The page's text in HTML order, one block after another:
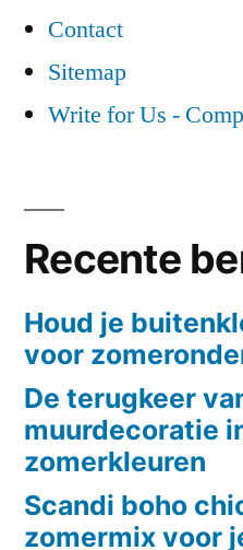
Contact
Sitemap
Write for Us -
Recente
Houd je
voor
De terugkeer
muurdecoratie
zomerkleuren
Scandi boho
zomermix voor